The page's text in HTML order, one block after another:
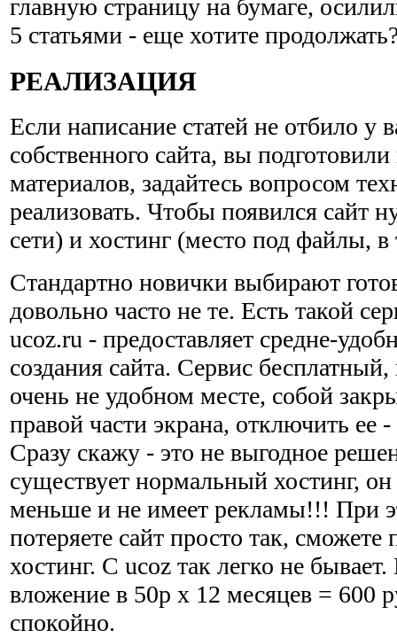
главную страницу на бумаге,
5 статьями - еще хотите
РЕАЛИЗАЦИЯ
Если написание статей не отбило у
собственного сайта, вы
материалов, задайтесь вопросом
реализовать. Чтобы появился сайт
сети) и хостинг (место под файлы,
Стандартно новички выбирают
довольно часто не те. Есть такой
ucoz.ru - предоставляет средне-
создания сайта. Сервис
очень не удобном месте, собой
правой части экрана, отключить ее
Сразу скажу - это не выгодное
существует нормальный хостинг, он
меньше и не имеет рекламы!!! При
потеряете сайт просто так, сможете
хостинг. С ucoz так легко не
вложение в 50р х 12 месяцев = 600
спокойно.